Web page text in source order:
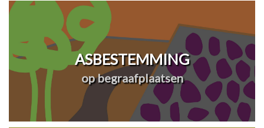
ASBESTEMMING
op begraafplaatsen